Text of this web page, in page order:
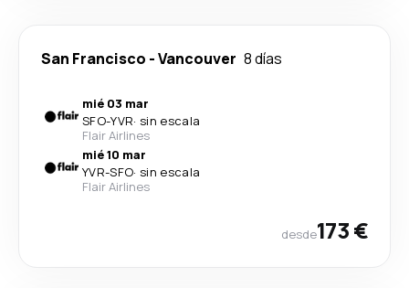
San Francisco -Vancouver 8 días
mié 03 mar
SFO-YVR· sin escala
Flair Airlines
mié 10 mar
YVR-SFO· sin escala
Flair Airlines
desde173 €